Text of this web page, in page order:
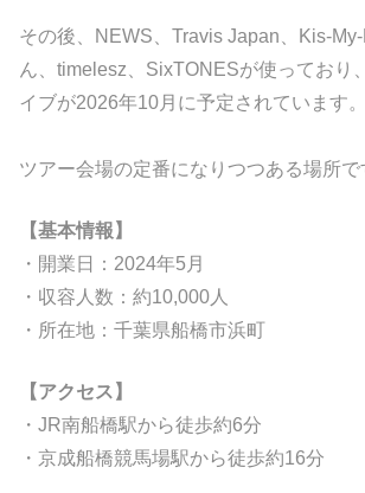
その後、NEWS、Travis Japan、Kis-My-
ん、timelesz、SixTONESが使っており
イブが2026年10月に予定されています。
ツアー会場の定番になりつつある場所で
【基本情報】
・開業日：2024年5月
・収容人数：約10,000人
・所在地：千葉県船橋市浜町
【アクセス】
・JR南船橋駅から徒歩約6分
・京成船橋競馬場駅から徒歩約16分